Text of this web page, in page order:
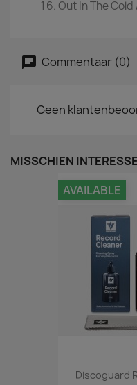
Out In The
Commentaar (0)
Geen
MISSCHIEN
Discoguard
AVAILABLE